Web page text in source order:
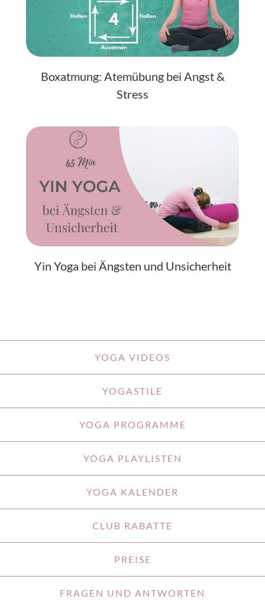
Boxatmung: Atemübung bei Angst &
Stress
Yin Yoga bei Ängsten und Unsicherheit
YOGA VIDEOS
YOGASTILE
YOGA PROGRAMME
YOGA PLAYLISTEN
YOGA KALENDER
CLUB RABATTE
PREISE
FRAGEN UND ANTWORTEN